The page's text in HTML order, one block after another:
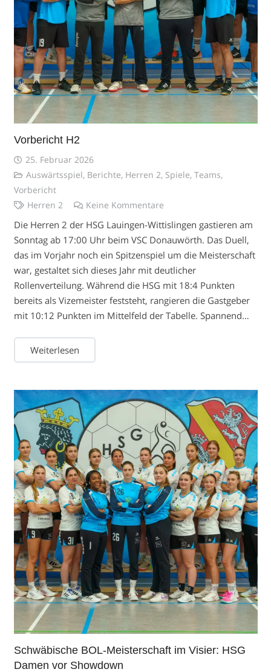
Vorbericht H2
25. Februar 2026
Auswärtsspiel, Berichte, Herren 2, Spiele, Teams,
Vorbericht
Herren 2
Keine Kommentare
Die Herren 2 der HSG Lauingen-Wittislingen gastieren am
Sonntag ab 17:00 Uhr beim VSC Donauwörth. Das Duell,
das im Vorjahr noch ein Spitzenspiel um die Meisterschaft
war, gestaltet sich dieses Jahr mit deutlicher
Rollenverteilung. Während die HSG mit 18:4 Punkten
bereits als Vizemeister feststeht, rangieren die Gastgeber
mit 10:12 Punkten im Mittelfeld der Tabelle. Spannend…
Weiterlesen
Schwäbische BOL-Meisterschaft im Visier: HSG
Damen vor Showdown